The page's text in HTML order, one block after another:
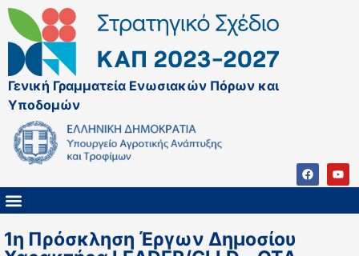
Γενική Γραμματεία Ενωσιακών Πόρων και
Υποδομών
1η Πρόσκληση Έργων Δημοσίου